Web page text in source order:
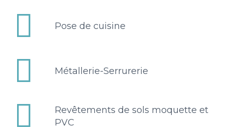

 Pose de cuisine

 Métallerie-Serrurerie


Revêtements de sols moquette et
PVC